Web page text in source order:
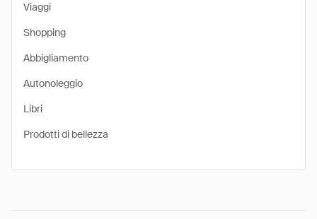
Viaggi
Shopping
Abbigliamento
Autonoleggio
Libri
Prodotti di bellezza